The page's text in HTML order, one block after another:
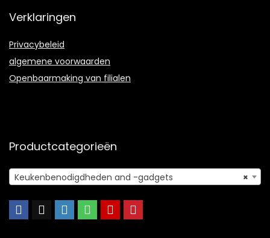
Verklaringen
Privacybeleid
algemene voorwaarden
Openbaarmaking van filialen
Productcategorieën
×
Keukenbenodigdheden and -gadgets